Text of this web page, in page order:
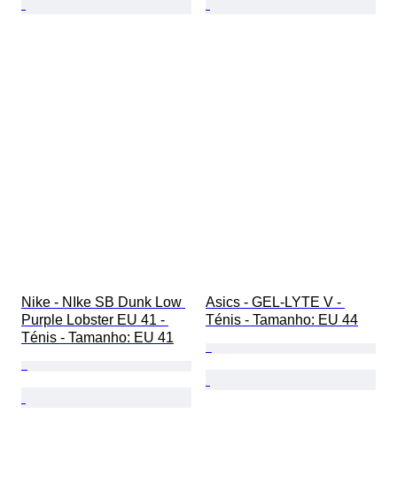
Nike - NIke SB Dunk Low
Purple Lobster EU 41 -
Ténis - Tamanho: EU 41
Asics - GEL-LYTE V -
Ténis - Tamanho: EU 44